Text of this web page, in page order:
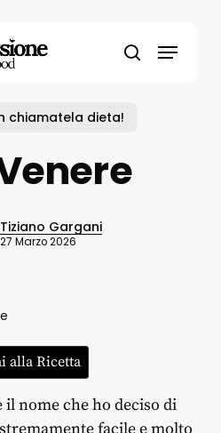
search
Menu
chiamatela dieta!
Tiziano Gargani
27 Marzo 2026
alla Ricetta
il nome che ho deciso di
facile e molto